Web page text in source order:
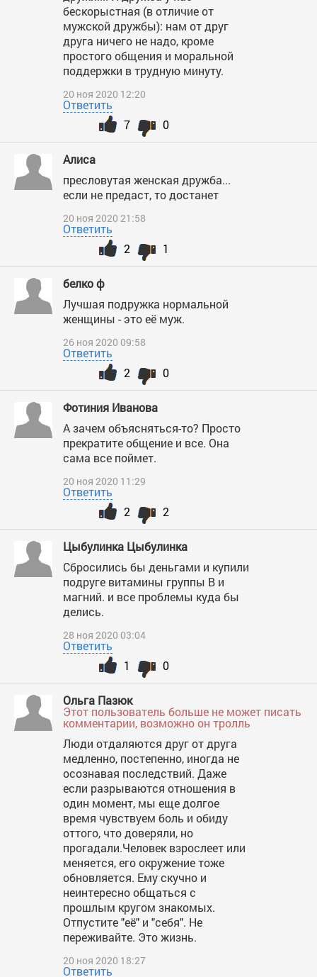
бескорыстная (в отличие от
мужской дружбы): нам от друг
друга ничего не надо, кроме
простого общения и моральной
поддержки в трудную минуту.
20 ноя 2020 12:20
Ответить
0
7
Алиса
пресловутая женская дружба...
если не предаст, то достанет
20 ноя 2020 21:58
Ответить
1
2
белко ф
Лучшая подружка нормальной
женщины - это её муж.
26 ноя 2020 09:58
Ответить
0
2
Фотиния Иванова
А зачем объясняться-то? Просто
прекратите общение и все. Она
сама все поймет.
20 ноя 2020 11:29
Ответить
2
2
Цыбулинка Цыбулинка
Сбросились бы деньгами и купили
подруге витамины группы В и
магний. и все проблемы куда бы
делись.
28 ноя 2020 03:04
Ответить
0
1
Ольга Пазюк
Этот пользователь больше не может писать
комментарии, возможно он тролль
Люди отдаляются друг от друга
медленно, постепенно, иногда не
осознавая последствий. Даже
если разрываются отношения в
один момент, мы еще долгое
время чувствуем боль и обиду
оттого, что доверяли, но
прогадали.Человек взрослеет или
меняется, его окружение тоже
обновляется. Ему скучно и
неинтересно общаться с
прошлым кругом знакомых.
Отпустите "её" и "себя". Не
переживайте. Это жизнь.
20 ноя 2020 18:27
Ответить